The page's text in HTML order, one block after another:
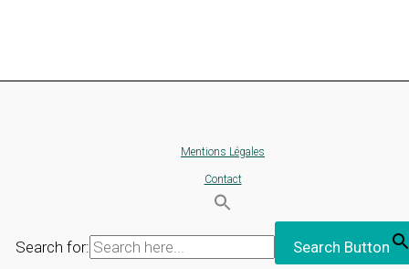
Mentions Légales
Contact
Search for: Search Button